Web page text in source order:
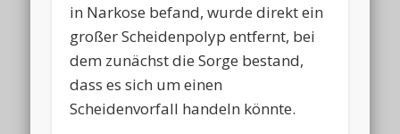
in Narkose befand, wurde direkt ein
großer Scheidenpolyp entfernt, bei
dem zunächst die Sorge bestand,
dass es sich um einen
Scheidenvorfall handeln könnte.